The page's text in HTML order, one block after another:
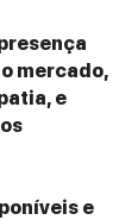
mercado,
e
e